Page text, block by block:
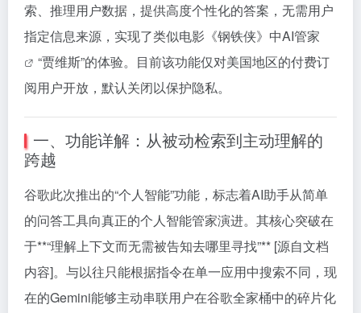
索、推理用户数据，提供高度个性化的答案，无需用户
指定信息来源，实现了类似电影《钢铁侠》中AI管家
“贾维斯”的体验。目前该功能仅对美国地区的付费订
阅用户开放，默认关闭以保护隐私。
一、功能详解：从被动检索到主动理解的
跨越
谷歌此次推出的“个人智能”功能，标志着AI助手从简单
的问答工具向真正的个人智能管家演进。其核心突破在
于**“理解上下文而无需被告知去哪里寻找”** [源自文档
内容]。与以往只能根据指令在单一应用中搜索不同，现
在的Gemini能够主动串联用户在谷歌全家桶中的碎片化